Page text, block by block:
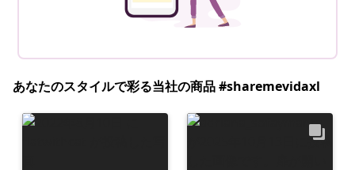
あなたのスタイルで彩る当社の商品 #sharemevidaxl